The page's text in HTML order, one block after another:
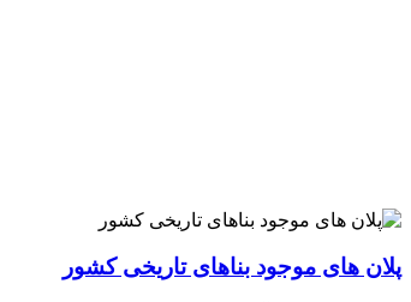
پلان های موجود بناهای تاریخی کشور